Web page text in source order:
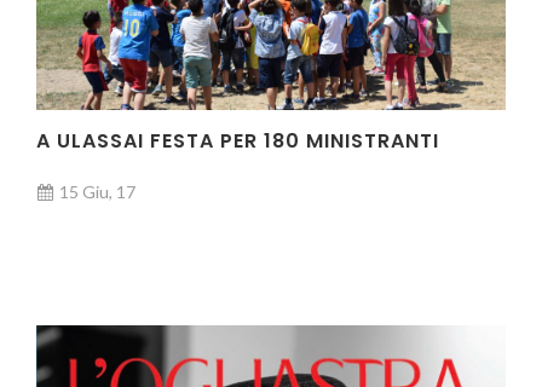
A ULASSAI FESTA PER 180 MINISTRANTI
15 Giu, 17